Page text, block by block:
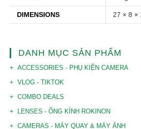
DIMENSIONS 27 × 8 ×
DANH MỤC SẢN PHẨM
ACCESSORIES - PHỤ KIỆN CAMERA
VLOG - TIKTOK
COMBO DEALS
LENSES - ỐNG KÍNH ROKINON
CAMERAS - MÁY QUAY & MÁY ẢNH